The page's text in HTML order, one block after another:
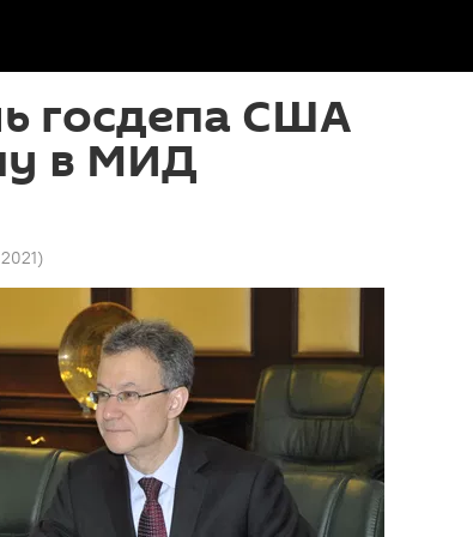
госдепа США
в МИД
)